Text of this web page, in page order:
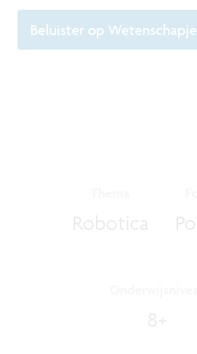
Beluister op Wetenschapje